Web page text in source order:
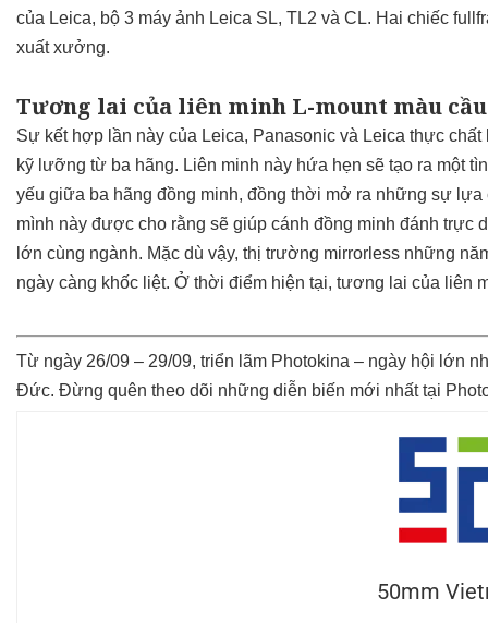
của Leica, bộ 3 máy ảnh Leica SL, TL2 và CL. Hai chiếc
xuất xưởng.
Tương lai của liên minh L-mount màu
Sự kết hợp lần này của Leica, Panasonic và Leica thực
kỹ lưỡng từ ba hãng. Liên minh này hứa hẹn sẽ tạo ra một
yếu giữa ba hãng đồng minh, đồng thời mở ra những sự
mình này được cho rằng sẽ giúp cánh đồng minh đánh
lớn cùng ngành. Mặc dù vậy, thị trường mirrorless những
ngày càng khốc liệt. Ở thời điểm hiện tại, tương lai của liên
Từ ngày 26/09 – 29/09, triển lãm Photokina – ngày hội lớn
Đức. Đừng quên theo dõi những diễn biến mới nhất tại
50mm